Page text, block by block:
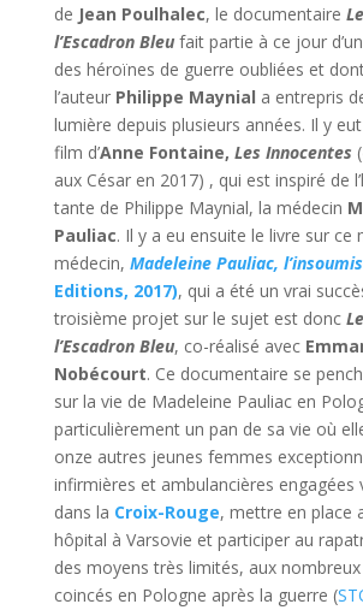
de Jean Poulhalec, le documentaire
l’Escadron Bleufait partie à ce jour
des héroïnes de guerre oubliées et
l’auteur Philippe Maynial a entrepris
lumière depuis plusieurs années. Il y eut
film d’Anne Fontaine, Les Innocentes
aux César en 2017) , qui est inspiré de
tante de Philippe Maynial, la médecin
Pauliac. Il y a eu ensuite le livre sur ce
médecin, Madeleine Pauliac,
Editions, 2017), qui a été un vrai
troisième projet sur le sujet est donc
l’Escadron Bleu, co-réalisé avec
Nobécourt. Ce documentaire se
sur la vie de Madeleine Pauliac en
particulièrement un pan de sa vie où
onze autres jeunes femmes
infirmières et ambulancières
dans la Croix-Rouge, mettre en place
hôpital à Varsovie et participer au
des moyens très limités, aux nombreux
coincés en Pologne après la guerre (